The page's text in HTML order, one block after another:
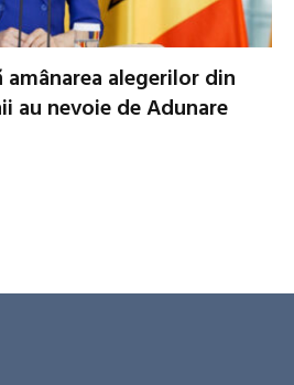
alegerilor din
au nevoie de Adunare